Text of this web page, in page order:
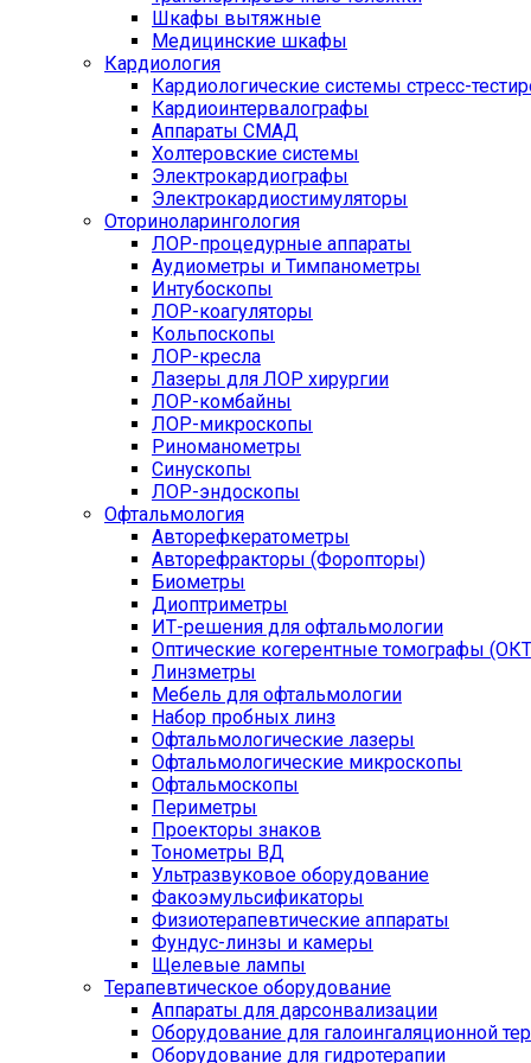
Шкафы вытяжные
Медицинские шкафы
Кардиология
Кардиологические системы стресс-
Кардиоинтервалографы
Аппараты СМАД
Холтеровские системы
Электрокардиографы
Электрокардиостимуляторы
Оториноларингология
ЛОР-процедурные аппараты
Аудиометры и Тимпанометры
Интубоскопы
ЛОР-коагуляторы
Кольпоскопы
ЛОР-кресла
Лазеры для ЛОР хирургии
ЛОР-комбайны
ЛОР-микроскопы
Риноманометры
Синускопы
ЛОР-эндоскопы
Офтальмология
Авторефкератометры
Авторефракторы (Форопторы)
Биометры
Диоптриметры
ИТ-решения для офтальмологии
Оптические когерентные томографы
Линзметры
Мебель для офтальмологии
Набор пробных линз
Офтальмологические лазеры
Офтальмологические микроскопы
Офтальмоскопы
Периметры
Проекторы знаков
Тонометры ВД
Ультразвуковое оборудование
Факоэмульсификаторы
Физиотерапевтические аппараты
Фундус-линзы и камеры
Щелевые лампы
Терапевтическое оборудование
Аппараты для дарсонвализации
Оборудование для галоингаляционной
Оборудование для гидротерапии